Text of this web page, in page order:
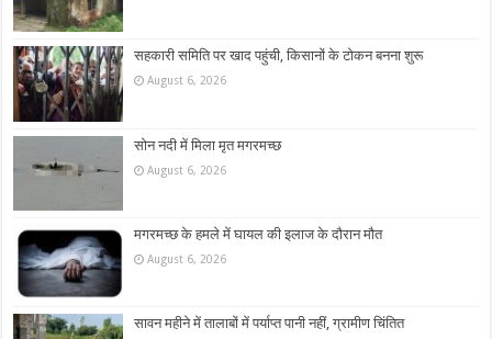
सहकारी समिति पर खाद पहुंची, किसानों के टोकन बनना शुरू
August 6, 2026
सोन नदी में मिला मृत मगरमच्छ
August 6, 2026
मगरमच्छ के हमले में घायल की इलाज के दौरान मौत
August 6, 2026
सावन महीने में तालाबों में पर्याप्त पानी नहीं, ग्रामीण चिंतित